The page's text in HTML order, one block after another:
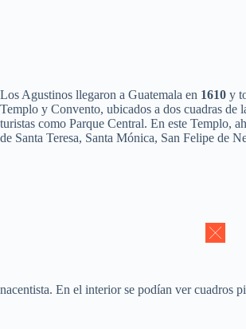
Los Agustinos llegaron a Guatemala en 1610 y
Templo y Convento, ubicados a dos cuadras de
turistas como Parque Central. En este Templo,
de Santa Teresa, Santa Mónica, San Felipe de
En el interior se podían ver cuadros